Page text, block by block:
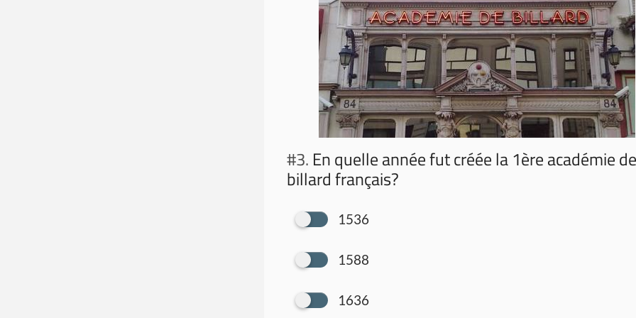
#3. En quelle année fut créée la 1ère académie de
billard français?
1536
1588
1636